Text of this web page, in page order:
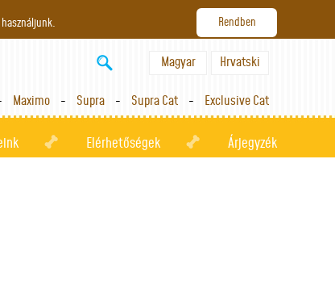
Magyar Hrvatski
Maximo Supra Supra Cat Exclusive Cat
Elérhetőségek Árjegyzék